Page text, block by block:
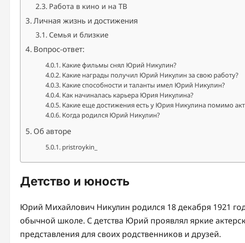
Работа в кино и на ТВ
Личная жизнь и достижения
Семья и близкие
Вопрос-ответ:
Какие фильмы снял Юрий Никулин?
Какие награды получил Юрий Никулин за свою работу?
Какие способности и таланты имел Юрий Никулин?
Как начиналась карьера Юрия Никулина?
Какие еще достижения есть у Юрия Никулина помимо
Когда родился Юрий Никулин?
Об авторе
pristroykin_
Детство и юность
Юрий Михайлович Никулин родился 18 декабря 1921
обычной школе. С детства Юрий проявлял яркие
представления для своих родственников и друзей.